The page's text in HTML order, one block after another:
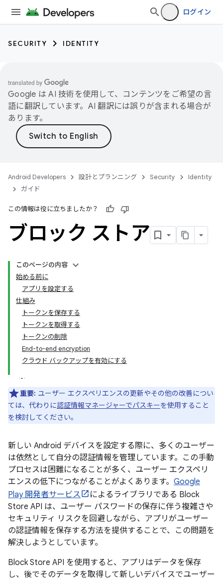
ログイン
SECURITY IDENTITY
Google は AI 技術を使用して、コンテンツをご希望の言
語に翻訳しています。AI 翻訳には誤りが含まれる場合が
あります。
Android Developers 設計とプランニング Security
Identity
ガイド
この情報は役に立ちましたか？
ブロック ストア
このページの内容
始める前に
アプリを設定する
仕組み
トークンを保存する
トークンを取得する
トークンの削除
End-to-end encryption
クラウド バックアップを有効にする
重要: ユーザー エクスペリエンスの更新やその他の改善につい
ては、代わりに認証情報マネージャーでパスキーを使用すること
を検討してください。
新しい Android デバイスを設定する際に、多くのユーザー
は依然として自分の認証情報を管理しています。この手動
プロセスは困難になることが多く、ユーザー エクスペリ
エンスの低下につながることがよくあります。 Google
Play 開発者サービス
によるライブラリである Block
Store API は、ユーザー パスワードの保存に伴う複雑さや
セキュリティ リスクを回避しながら、アプリがユーザー
の認証情報を保存する方法を提供することで、この問題を
解決しようとしています。
Block Store API を使用すると、アプリはデータを保存
し、後でそのデータを取得して新しいデバイスでユーザー